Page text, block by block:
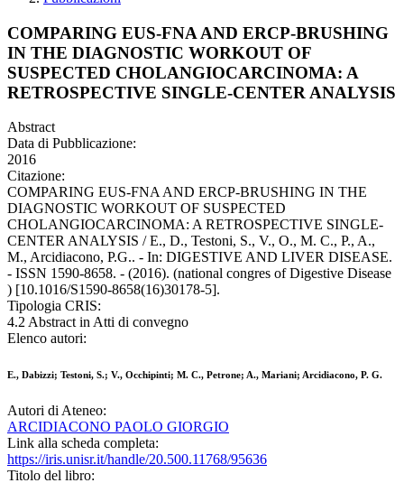
COMPARING EUS-FNA AND ERCP-BRUSHING
IN THE DIAGNOSTIC WORKOUT OF
SUSPECTED CHOLANGIOCARCINOMA: A
RETROSPECTIVE SINGLE-CENTER ANALYSIS
Abstract
Data di Pubblicazione:
2016
Citazione:
COMPARING EUS-FNA AND ERCP-BRUSHING IN THE
DIAGNOSTIC WORKOUT OF SUSPECTED
CHOLANGIOCARCINOMA: A RETROSPECTIVE SINGLE-
CENTER ANALYSIS / E., D., Testoni, S., V., O., M. C., P., A.,
M., Arcidiacono, P.G.. - In: DIGESTIVE AND LIVER DISEASE.
- ISSN 1590-8658. - (2016). (national congres of Digestive Disease
) [10.1016/S1590-8658(16)30178-5].
Tipologia CRIS:
4.2 Abstract in Atti di convegno
Elenco autori:
E., Dabizzi; Testoni, S.; V., Occhipinti; M. C., Petrone; A., Mariani; Arcidiacono, P. G.
Autori di Ateneo:
ARCIDIACONO PAOLO GIORGIO
Link alla scheda completa:
https://iris.unisr.it/handle/20.500.11768/95636
Titolo del libro: